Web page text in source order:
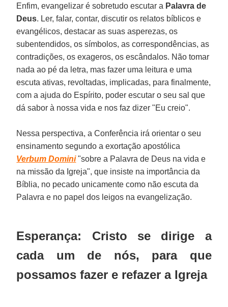
Enfim, evangelizar é sobretudo escutar a Palavra de
Deus. Ler, falar, contar, discutir os relatos bíblicos e
evangélicos, destacar as suas asperezas, os
subentendidos, os símbolos, as correspondências, as
contradições, os exageros, os escândalos. Não tomar
nada ao pé da letra, mas fazer uma leitura e uma
escuta ativas, revoltadas, implicadas, para finalmente,
com a ajuda do Espírito, poder escutar o seu sal que
dá sabor à nossa vida e nos faz dizer "Eu creio".
Nessa perspectiva, a Conferência irá orientar o seu
ensinamento segundo a exortação apostólica
Verbum Domini"sobre a Palavra de Deus na vida e
na missão da Igreja", que insiste na importância da
Bíblia, no pecado unicamente como não escuta da
Palavra e no papel dos leigos na evangelização.
Esperança: Cristo se dirige a
cada um de nós, para que
possamos fazer e refazer a Igreja